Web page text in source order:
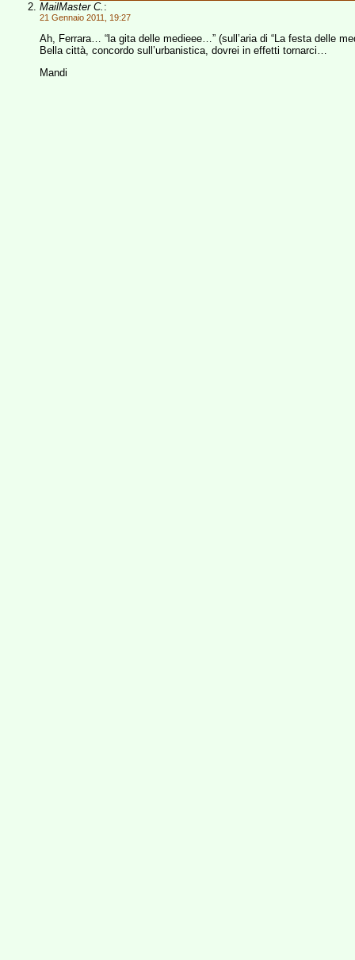
MailMaster C. :
21 Gennaio 2011, 19:27
Ah, Ferrara… “la gita delle medieee…” (sull’aria di “La festa delle
Bella città, concordo sull’urbanistica, dovrei in effetti tornarci…
Mandi